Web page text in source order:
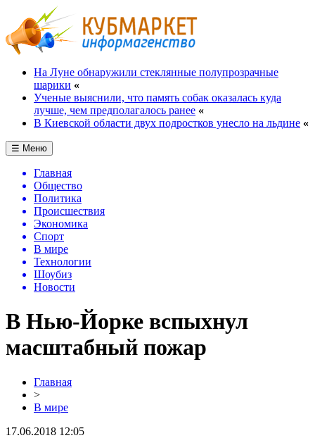
На Луне обнаружили стеклянные полупрозрачные
шарики «
Ученые выяснили, что память собак оказалась куда
лучше, чем предполагалось ранее «
В Киевской области двух подростков унесло на льдине «
☰ Меню
Главная
Общество
Политика
Происшествия
Экономика
Спорт
В мире
Технологии
Шоубиз
Новости
В Нью-Йорке вспыхнул
масштабный пожар
Главная
>
В мире
17.06.2018 12:05